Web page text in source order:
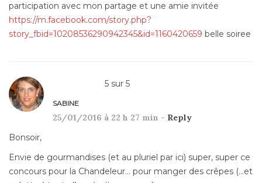
participation avec mon partage et une amie invitée
https://m.facebook.com/story.php?
story_fbid=10208536290942345&id=1160420659 belle soiree
5 sur 5
SABINE
25/01/2016 à 22 h 27 min - Reply
Bonsoir,
Envie de gourmandises (et au pluriel par ici) super, super ce
concours pour la Chandeleur… pour manger des crêpes (…et